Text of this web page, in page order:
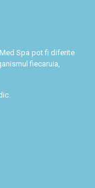
Spa pot fi diferite
fiecaruia,